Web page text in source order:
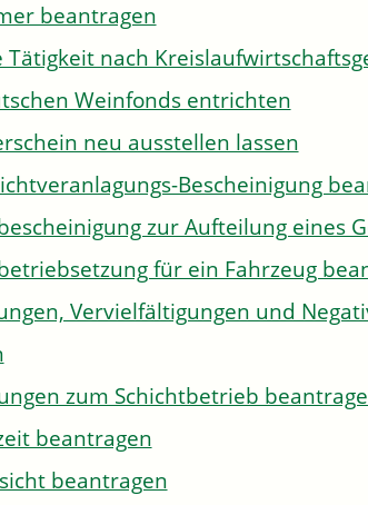
beantragen
nach
Weinfonds entrichten
neu ausstellen lassen
Bescheinigung
zur Aufteilung eines
für ein Fahrzeug
Vervielfältigungen und
zum Schichtbetrieb
beantragen
beantragen